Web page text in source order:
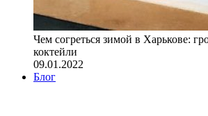
Чем согреться зимой в Харькове:
коктейли
09.01.2022
Блог